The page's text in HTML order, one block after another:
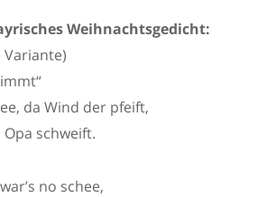
Weihnachtsgedicht:
da Wind der pfeift,
Opa schweift.
no schee,